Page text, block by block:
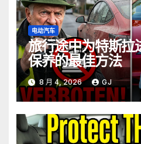
电动汽车
旅行途中为特斯拉
保养的最佳方法
8 月 4, 2026 GJ